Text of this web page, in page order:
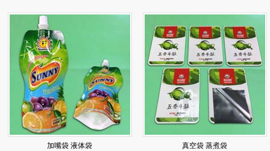
加嘴袋 液体袋 真空袋 蒸煮袋